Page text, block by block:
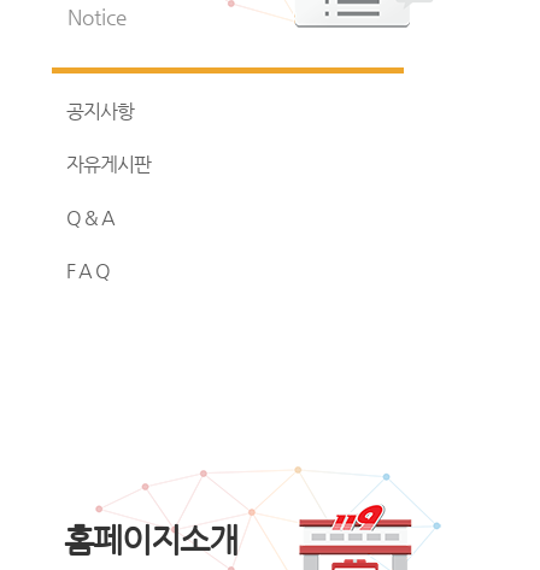
Notice
공지사항
자유게시판
Q & A
F A Q
홈페이지소개